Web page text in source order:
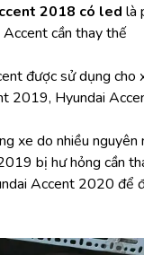
2018 có led là
cần thay thế
được sử dụng cho
2019, Hyundai
xe do nhiều nguyên
bị hư hỏng cần
Accent 2020 để